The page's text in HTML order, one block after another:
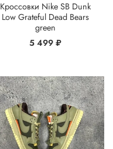
Кроссовки Nike SB Dunk
Low Grateful Dead Bears
green
5 499 ₽